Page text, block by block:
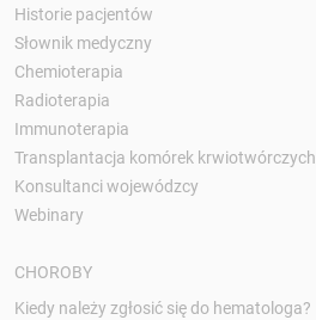
Historie pacjentów
Słownik medyczny
Chemioterapia
Radioterapia
Immunoterapia
Transplantacja komórek krwiotwórczych
Konsultanci wojewódzcy
Webinary
CHOROBY
Kiedy należy zgłosić się do hematologa?